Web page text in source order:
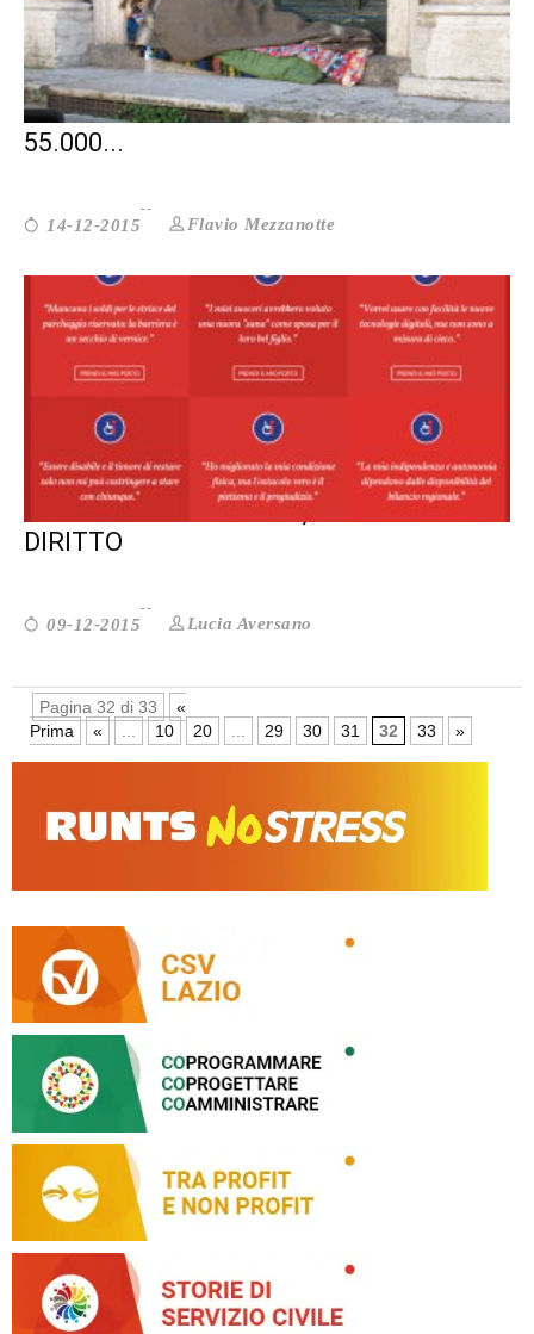
SENZA FISSA DIMORA: SONO ORMAI
55.000...
14-12-2015 Flavio Mezzanotte
CONDIVIDI UNA STORIA, DIFENDI UN
DIRITTO
09-12-2015 Lucia Aversano
Pagina 32 di 33
«
Prima
« 10 20 29 30 31 32 33 »